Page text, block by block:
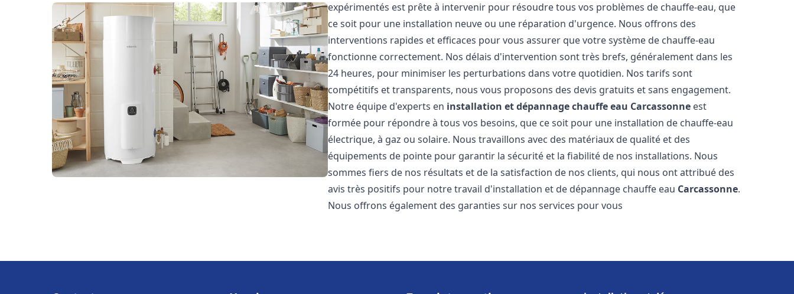
expérimentés est prête à intervenir pour résoudre tous vos problèmes de chauffe-eau, que
ce soit pour une installation neuve ou une réparation d'urgence. Nous offrons des
interventions rapides et efficaces pour vous assurer que votre système de chauffe-eau
fonctionne correctement. Nos délais d'intervention sont très brefs, généralement dans les
24 heures, pour minimiser les perturbations dans votre quotidien. Nos tarifs sont
compétitifs et transparents, nous vous proposons des devis gratuits et sans engagement.
Notre équipe d'experts en installation et dépannage chauffe eau Carcassonne est
formée pour répondre à tous vos besoins, que ce soit pour une installation de chauffe-eau
électrique, à gaz ou solaire. Nous travaillons avec des matériaux de qualité et des
équipements de pointe pour garantir la sécurité et la fiabilité de nos installations. Nous
sommes fiers de nos résultats et de la satisfaction de nos clients, qui nous ont attribué des
avis très positifs pour notre travail d'installation et de dépannage chauffe eau Carcassonne.
Nous offrons également des garanties sur nos services pour vous